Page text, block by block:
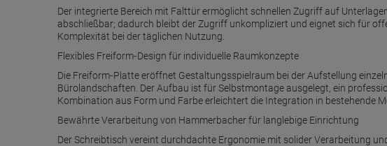
Der integrierte Bereich mit Falttür ermöglicht schnellen Zugriff auf
abschließbar; dadurch bleibt der Zugriff unkompliziert und eignet sich für
Komplexität bei der täglichen Nutzung.
Flexibles Freiform‑Design für individuelle Raumkonzepte
Die Freiform‑Platte eröffnet Gestaltungsspielraum bei der Aufstellung
Bürolandschaften. Der Aufbau ist für Selbstmontage ausgelegt, ein
Kombination aus Form und Farbe erleichtert die Integration in bestehende
Bewährte Verarbeitung von Hammerbacher für langlebige Einrichtung
Der Schreibtisch vereint durchdachte Ergonomie mit solider Verarbeitung